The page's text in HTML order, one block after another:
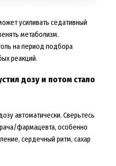
усиливать седативный
метаболизм.
на период подбора
реакций.
дозу и потом стало
автоматически. Сверьтесь
фармацевта, особенно
сердечный ритм, сахар